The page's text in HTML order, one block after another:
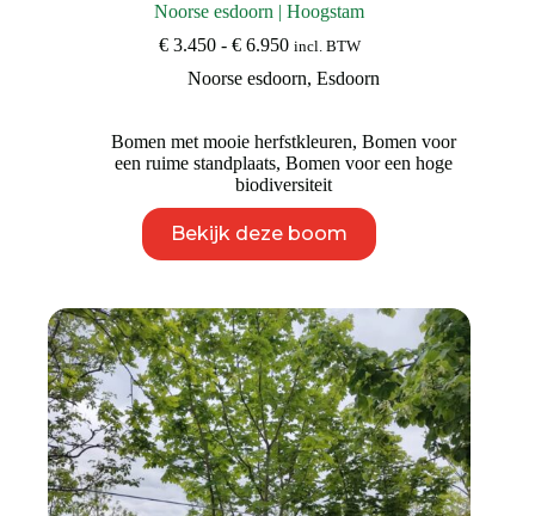
Noorse esdoorn | Hoogstam
€3.450 - €6.950Prijsklasse:
tot
incl. BTW
Noorse esdoorn, Esdoorn
Bomen met mooie herfstkleuren, Bomen voor
een ruime standplaats, Bomen voor een hoge
biodiversiteit
Bekijk deze boom
product
heeft
Deze
optie
kan
gekozen
worden
op
de
productpagina